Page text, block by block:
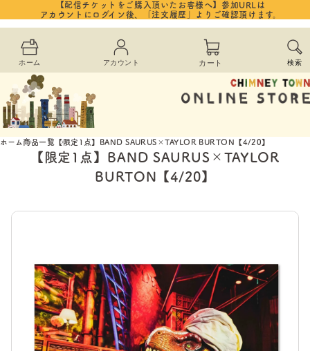
ンツに
進む
【配信チケットをご購入頂いたお客様へ】参加URLは
アカウントにログイン後、「注文履歴」よりご確認頂けます。
ホーム アカウント
カ
ー
ト
カート 検索
ホーム商品一覧 【限定1点】BAND SAURUS×TAYLOR BURTON【4/20】
【限定1点】BAND SAURUS×TAYLOR
BURTON【4/20】